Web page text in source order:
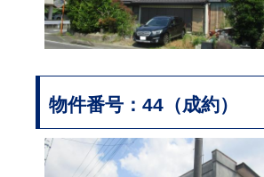
物件番号：44（成約）